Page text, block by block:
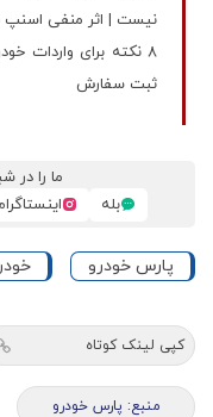
نیست | اثر منفی اسنپ‌
8 نکته برای واردات
ثبت سفارش
ما را در
بله
پارس خودرو
کپی لینک کوتاه
منبع: پارس خودرو